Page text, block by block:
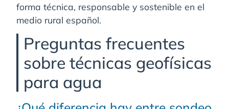
forma técnica, responsable y sostenible en el
medio rural español.
Preguntas frecuentes
sobre técnicas geofísicas
para agua